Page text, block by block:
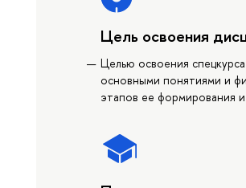
Цель освоения
Целью освоения
основными понятиями и
этапов ее формирования